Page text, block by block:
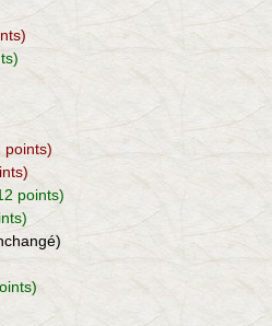
points)
points)